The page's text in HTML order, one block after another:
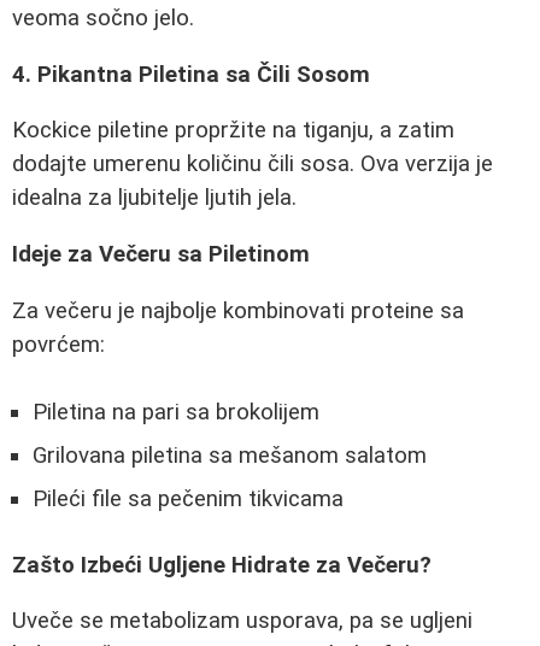
veoma sočno jelo.
4. Pikantna Piletina sa Čili Sosom
Kockice piletine propržite na tiganju, a zatim
dodajte umerenu količinu čili sosa. Ova verzija je
idealna za ljubitelje ljutih jela.
Ideje za Večeru sa Piletinom
Za večeru je najbolje kombinovati proteine sa
povrćem:
Piletina na pari sa brokolijem
Grilovana piletina sa mešanom salatom
Pileći file sa pečenim tikvicama
Zašto Izbeći Ugljene Hidrate za Večeru?
Uveče se metabolizam usporava, pa se ugljeni